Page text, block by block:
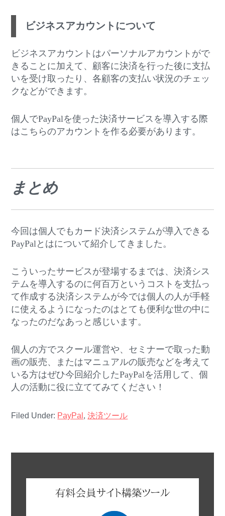
ビジネスアカウントについて
ビジネスアカウントはパーソナルアカウントがで
きることに加えて、顧客に決済を行った後に支払
いを受け取ったり、各顧客の支払い状況のチェッ
クなどができます。
個人でPayPalを使った決済サービスを導入する際
はこちらのアカウントを作る必要があります。
まとめ
今回は個人でもカード決済システムが導入できる
PayPalとはについて紹介してきました。
こういったサービスが登場するまでは、決済シス
テムを導入するのに何百万というコストを支払っ
て作成する決済システムが今では個人の人が手軽
に使えるようになったのはとても便利な世の中に
なったのだなあっと感じいます。
個人の方でスクール運営や、セミナーで取った動
画の販売、またはマニュアルの販売などを考えて
いる方はぜひ今回紹介したPayPalを活用して、個
人の活動に役に立ててみてください！
Filed Under: PayPal ,決済ツール